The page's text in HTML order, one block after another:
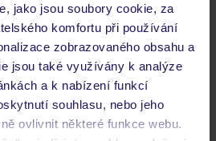
jako jsou soubory cookie, za
komfortu při používání
zobrazovaného obsahu a
jsou také využívány k analýze
a k nabízení funkcí
souhlasu, nebo jeho
ovlivnit některé funkce webu.
v okolí